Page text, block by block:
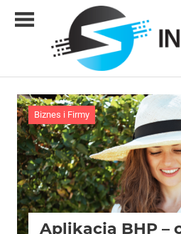
folder
Biznes i Firmy
Aplikacja BHP –